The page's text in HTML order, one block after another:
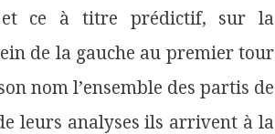
et ce à titre prédictif, sur la
de la gauche au premier tour
nom l’ensemble des partis de
leurs analyses ils arrivent à la